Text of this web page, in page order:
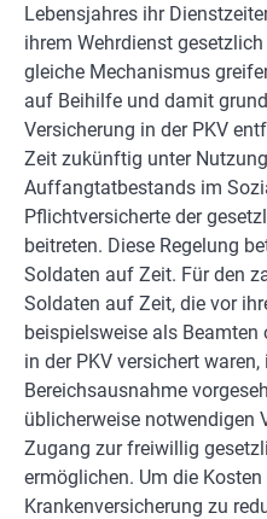
Lebensjahres ihr
ihrem Wehrdienst
gleiche Mechanismus
auf Beihilfe und damit
Versicherung in der PKV
Zeit zukünftig unter
Auffangtatbestands im
Pflichtversicherte der
beitreten. Diese Regelung
Soldaten auf Zeit. Für den
Soldaten auf Zeit, die vor
beispielsweise als
in der PKV versichert
Bereichsausnahme
üblicherweise notwendigen
Zugang zur freiwillig
ermöglichen. Um die
Krankenversicherung zu